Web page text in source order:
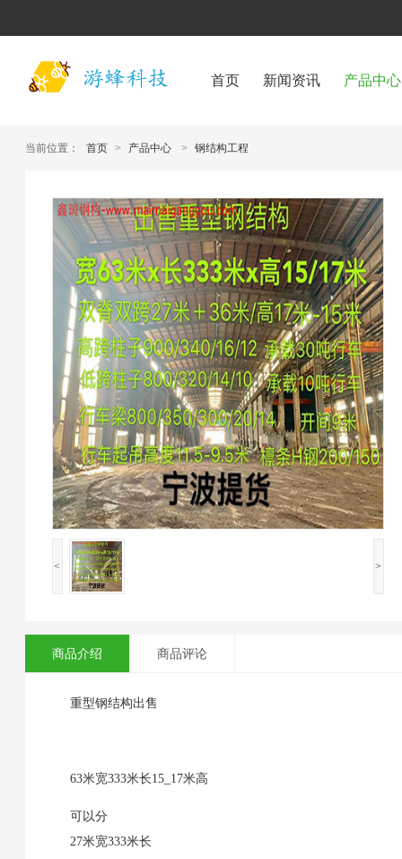
首页 新闻资讯 产品中心
当前位置： 首页 > 产品中心 > 钢结构工程
< >
商品介绍 商品评论
重型钢结构出售
63米宽333米长15_17米高
可以分
27米宽333米长